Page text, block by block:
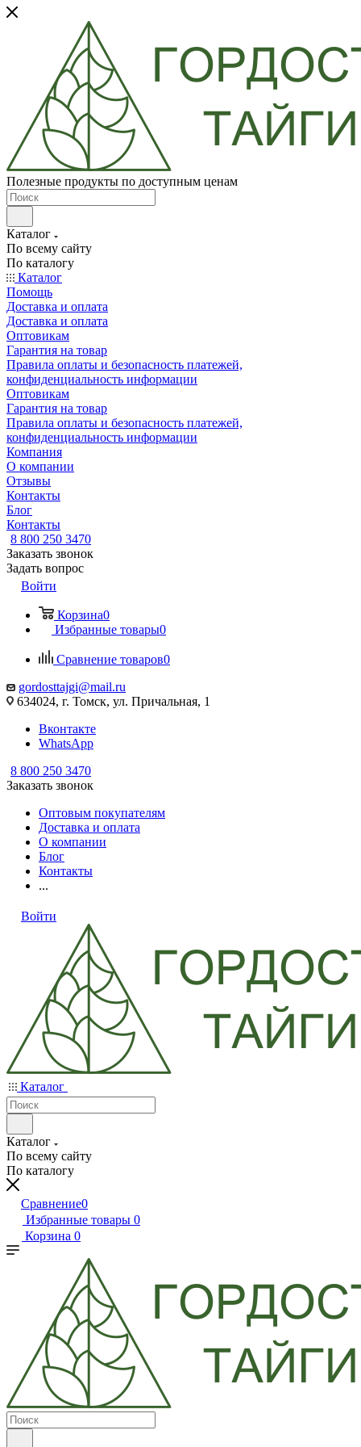
Полезные продукты по доступным ценам
Каталог
По всему сайту
По каталогу
Каталог
Помощь
Доставка и оплата
Доставка и оплата
Оптовикам
Гарантия на товар
Правила оплаты и безопасность платежей,
конфиденциальность информации
Оптовикам
Гарантия на товар
Правила оплаты и безопасность платежей,
конфиденциальность информации
Компания
О компании
Отзывы
Контакты
Блог
Контакты
8 800 250 3470
Заказать звонок
Задать вопрос
Войти
Корзина0
Избранные товары0
Сравнение товаров0
gordosttajgi@mail.ru
634024, г. Томск, ул. Причальная, 1
Вконтакте
WhatsApp
8 800 250 3470
Заказать звонок
Оптовым покупателям
Доставка и оплата
О компании
Блог
Контакты
...
Войти
Каталог
Каталог
По всему сайту
По каталогу
Сравнение0
Избранные товары 0
Корзина 0